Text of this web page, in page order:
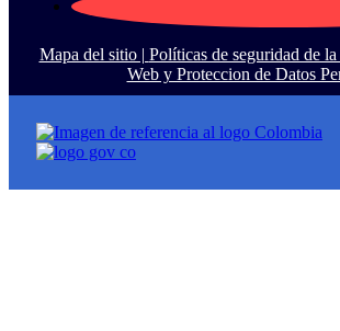
Mapa del sitio | Políticas de seguridad de
Web y Proteccion de Datos